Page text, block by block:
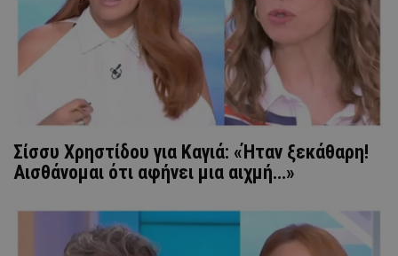
Σίσσυ Χρηστίδου για Καγιά: «Ήταν ξεκάθαρη!
Αισθάνομαι ότι αφήνει μια αιχμή…»